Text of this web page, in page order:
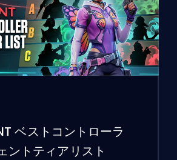
ベストコントローラ
ントティアリスト